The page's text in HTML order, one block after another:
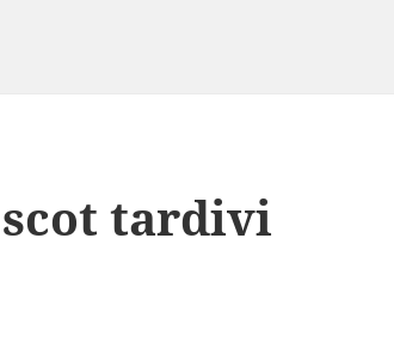
tardivi